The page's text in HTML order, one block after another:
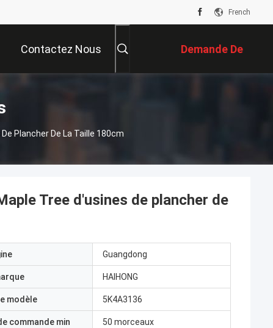
French
Contactez Nous Demande De
Soumission
Plancher De La Taille 180cm
Tree d'usines de plancher de
Guangdong
HAIHONG
modèle 5K4A3136
commande min 50 morceaux